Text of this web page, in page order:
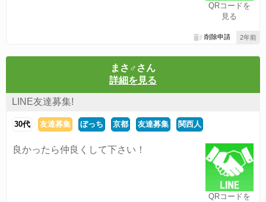
QRコードを
見る
2年前
削除申請
まさ♂さん
詳細を見る
LINE友達募集!
30代 友達募集 ぼっち 京都 友達募集 関西人
QRコードを
良かったら仲良くして下さい！